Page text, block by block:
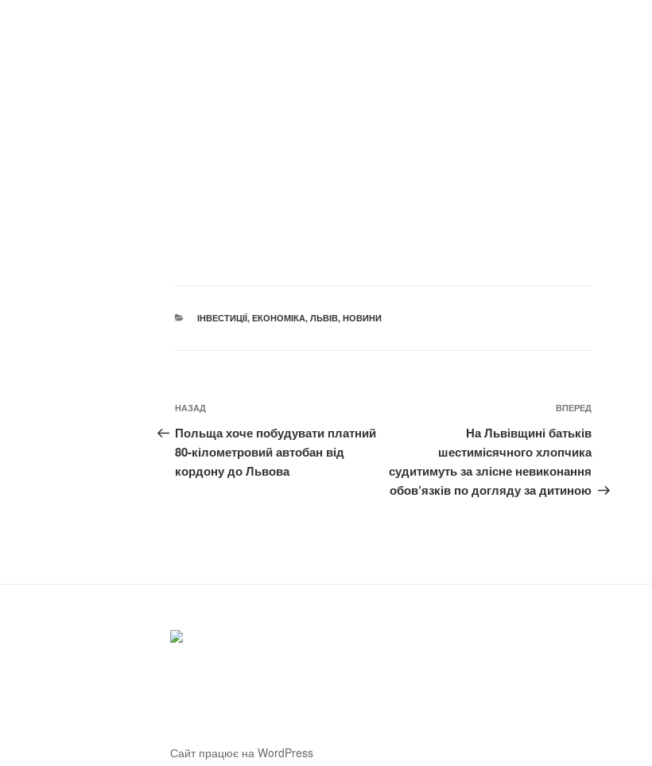
КАТЕГОРІЇ
ІНВЕСТИЦІЇ, ЕКОНОМІКА, ЛЬВІВ, НОВИНИ
Навігація
записів
Попередній
запис:
НАЗАД
Польща хоче побудувати платний
80-кілометровий автобан від
кордону до Львова
Наступний
запис
ВПЕРЕД
На Львівщині батьків
шестимісячного хлопчика
судитимуть за злісне невиконання
обов’язків по догляду за дитиною
Сайт працює на WordPress